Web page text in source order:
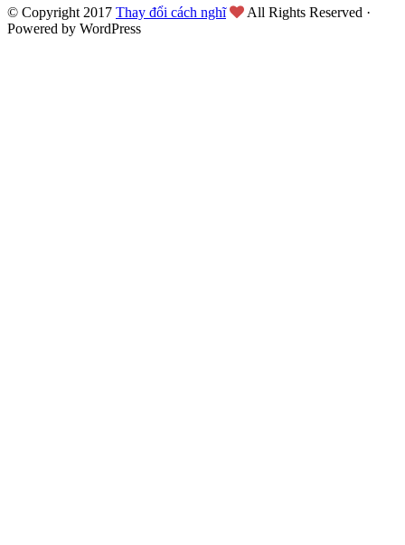
© Copyright 2017 Thay đổi cách nghĩ
All Rights Reserved ·
Powered by WordPress